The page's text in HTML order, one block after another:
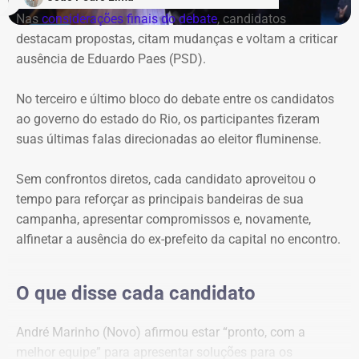
Garotinho, enquanto Douglas Ruas e André Marinho
protagonizaram uma espécie de dobradinha, utilizando
suas perguntas para abrir espaço para o outro apresentar
foi reservado às considerações finais.
dominam primeiro bloco
Logo na primeira rodada, a ausência de Eduardo Paes
dividiu espaço com as referências ao ex-presidente da
policial.
A primeira menção a Bacellar foi feita por William Siri
(PSOL), que questionou Douglas Ruas (PL) sobre uma
Nas considerações finais do debate, candidatos
destacam propostas, citam mudanças e voltam a criticar
ausência de Eduardo Paes (PSD).
No terceiro e último bloco do debate entre os candidatos
ao governo do estado do Rio, os participantes fizeram
suas últimas falas direcionadas ao eleitor fluminense.
Sem confrontos diretos, cada candidato aproveitou o
tempo para reforçar as principais bandeiras de sua
campanha, apresentar compromissos e, novamente,
alfinetar a ausência do ex-prefeito da capital no encontro.
O que disse cada candidato
André Marinho (Novo) afirmou estar “pronto, com a
melhor equipe” para apresentar soluções para os